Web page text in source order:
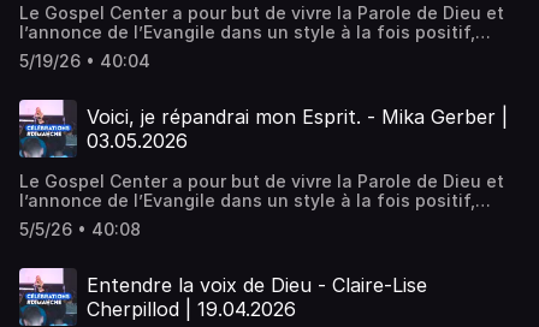
puissance.
Le Gospel Center a pour but de vivre la Parole de Dieu et
l’annonce de l’Evangile dans un style à la fois positif,
pratique et puissant. Positif, en encourageant un style de
vie chrétien qui motive, construit et développe les dons
activités qui rejoignent la vie de tous les jours. Puissant,
en vivant la dimension de la guérison et du miraculeux.
Nous sommes une église désirant vivre la présence
puissance.
5/19/26 • 40:04
Voici, je répandrai mon Esprit. - Mika Gerber |
03.05.2026
Le Gospel Center a pour but de vivre la Parole de Dieu et
l’annonce de l’Evangile dans un style à la fois positif,
pratique et puissant. Positif, en encourageant un style de
vie chrétien qui motive, construit et développe les dons
activités qui rejoignent la vie de tous les jours. Puissant,
en vivant la dimension de la guérison et du miraculeux.
Nous sommes une église désirant vivre la présence
5/5/26 • 40:08
Entendre la voix de Dieu - Claire-Lise
Cherpillod | 19.04.2026